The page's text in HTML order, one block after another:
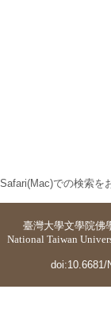
での検索を
臺灣大學文學院佛
National Taiwan
doi:10.6681/